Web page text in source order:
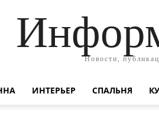
Новости,
ИНТЕРЬЕР СПАЛЬНЯ